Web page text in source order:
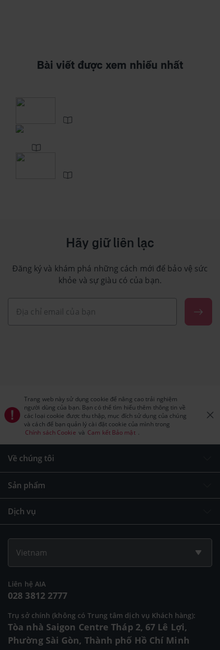
Bài viết được xem nhiều nhất
Hãy giữ liên lạc
Đăng ký và khám phá những cách mới để bảo vệ sức
khỏe và sự giàu có của bạn.
Trang web này sử dụng cookie để nâng cao trải nghiệm
người dùng của bạn. Bạn có thể tìm hiểu thêm thông tin về
các loại cookie được thu thập, mục đích sử dụng của chúng
và cách để bạn quản lý cài đặt cookie của mình trong
Chính sách Cookie và Cam kết Bảo mật .
Về chúng tôi
Sản phẩm
Dịch vụ
Vietnam
Liên hệ AIA
028 3812 2777
Trụ sở chính (không có Trung tâm dịch vụ Khách hàng):
Tòa nhà Saigon Centre Tháp 2, 67 Lê Lợi,
Phường Sài Gòn, Thành phố Hồ Chí Minh